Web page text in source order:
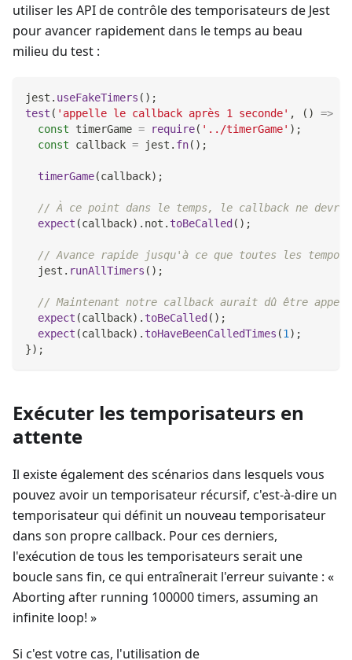
utiliser les API de contrôle des temporisateurs de Jest
pour avancer rapidement dans le temps au beau
milieu du test :
jest . useFakeTimers ( ) ;
test ( 'appelle le callback après 1 seconde' , ( ) =>
const timerGame = require( '../timerGame' ) ;
const callback = jest . fn( ) ;
timerGame(callback) ;
// À ce point dans le temps, le callback ne
expect (callback) . not . toBeCalled ( ) ;
// Avance rapide jusqu'à ce que toutes les
  jest
. runAllTimers ( ) ;
// Maintenant notre callback aurait dû être
expect (callback) . toBeCalled ( ) ;
expect (callback) . toHaveBeenCalledTimes (1 ) ;
}) ;
Exécuter les temporisateurs en
attente
Il existe également des scénarios dans lesquels vous
pouvez avoir un temporisateur récursif, c'est-à-dire un
temporisateur qui définit un nouveau temporisateur
dans son propre callback. Pour ces derniers,
l'exécution de tous les temporisateurs serait une
boucle sans fin, ce qui entraînerait l'erreur suivante : «
Aborting after running 100000 timers, assuming an
infinite loop! »
Si c'est votre cas, l'utilisation de